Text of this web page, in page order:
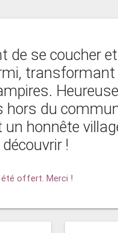
de se coucher
hors du
honnête
!
été offert. Merci !